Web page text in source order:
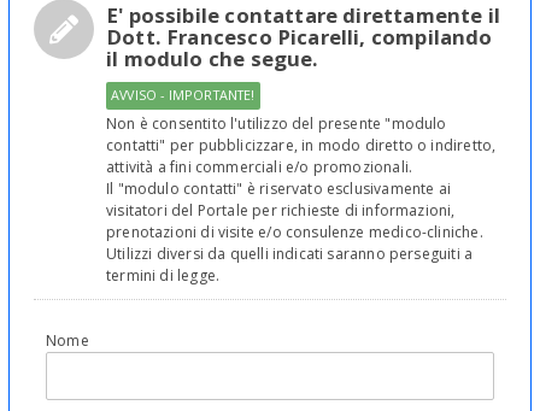
E' possibile contattare direttamente il
Dott. Francesco Picarelli, compilando
il modulo che segue.
AVVISO - IMPORTANTE!
Non è consentito l'utilizzo del presente "modulo
contatti" per pubblicizzare, in modo diretto o indiretto,
attività a fini commerciali e/o promozionali.
Il "modulo contatti" è riservato esclusivamente ai
visitatori del Portale per richieste di informazioni,
prenotazioni di visite e/o consulenze medico-cliniche.
Utilizzi diversi da quelli indicati saranno perseguiti a
termini di legge.
Nome